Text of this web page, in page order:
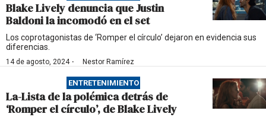
Blake Lively denuncia que Justin
Baldoni la incomodó en el set
Los coprotagonistas de ‘Romper el círculo’ dejaron en evidencia sus
diferencias.
14 de agosto, 2024· Nestor Ramírez
ENTRETENIMIENTO
La-Lista de la polémica detrás de
‘Romper el círculo’, de Blake Lively